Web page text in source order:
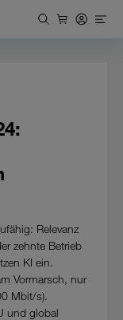
Relevanz
zehnte Betrieb
KI ein.
Vormarsch, nur
Mbit/s).
und global